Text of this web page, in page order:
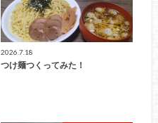
2026.7.18
つけ麺つくってみた！